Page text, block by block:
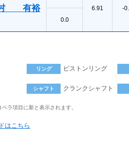
有裕
6.91
-
0.0
リング ピストンリング
シャフト クランクシャフト
ラ項目に新と表示されます。
はこちら